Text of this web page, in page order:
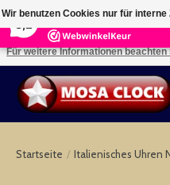
164
Kies uw taal: NL -- Wählen Sie ihre
Startseite / Italienisches Uhren
Wir benutzen Cookies nur für
Ist das in
Für weitere Informationen